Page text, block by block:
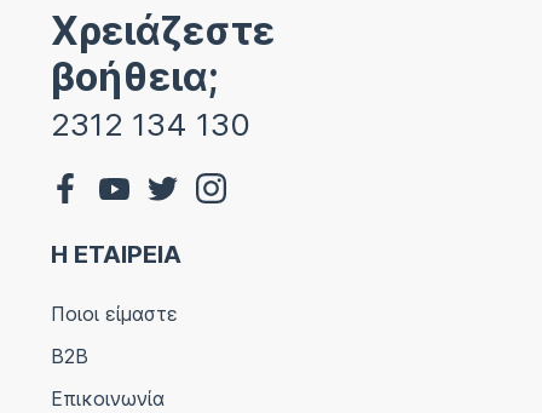
Χρειάζεστε
βοήθεια;
2312 134 130
Η ΕΤΑΙΡΕΙΑ
Ποιοι είμαστε
B2B
Επικοινωνία